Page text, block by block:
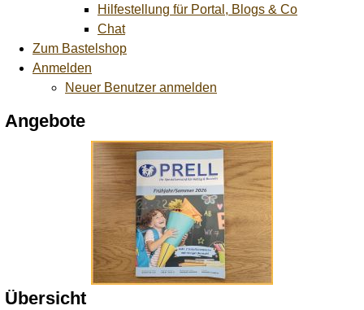
Hilfestellung für Portal, Blogs & Co
Chat
Zum Bastelshop
Anmelden
Neuer Benutzer anmelden
Angebote
Übersicht